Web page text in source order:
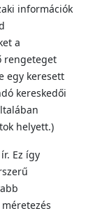
információk
a
rengeteget
egy keresett
kereskedői
helyett.)
Ez így